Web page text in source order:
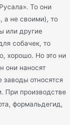
То они
а не своими), то
или другие
собачек, то
хорошо. Но это ни
они наносят
относятся
При производстве
формальдегид,